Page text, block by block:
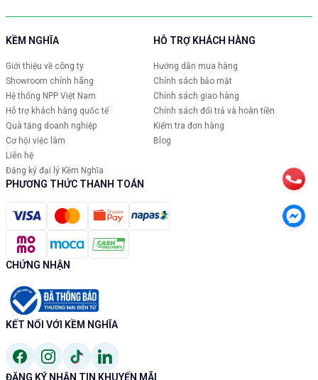
KỀM NGHĨA
Giới thiệu về công ty
Showroom chính hãng
Hệ thống NPP Việt Nam
Hỗ trợ khách hàng quốc tế
Quà tặng doanh nghiệp
Cơ hội việc làm
Liên hệ
Đăng ký đại lý Kềm Nghĩa
HỖ TRỢ KHÁCH HÀNG
Hướng dẫn mua hàng
Chính sách bảo mật
Chính sách giao hàng
Chính sách đổi trả và hoàn tiền
Kiểm tra đơn hàng
Blog
PHƯƠNG THỨC THANH TOÁN
CHỨNG NHẬN
KẾT NỐI VỚI KỀM NGHĨA
ĐĂNG KÝ NHẬN TIN KHUYẾN MÃI